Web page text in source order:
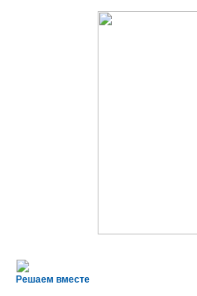
Решаем вместе